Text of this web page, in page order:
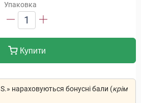
Упаковка
1
Купити
нараховуються бонусні бали (крім